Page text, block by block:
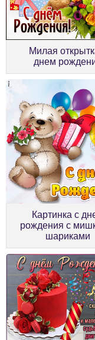
Милая
днем
Картинка с
рождения с
шариками